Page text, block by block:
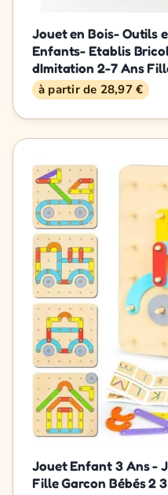
Jouet en Bois- Outils
Enfants- Etablis
dImitation 2-7 Ans
à partir de 28,97 €
Jouet Enfant 3 Ans -
Fille Garcon Bébés 2